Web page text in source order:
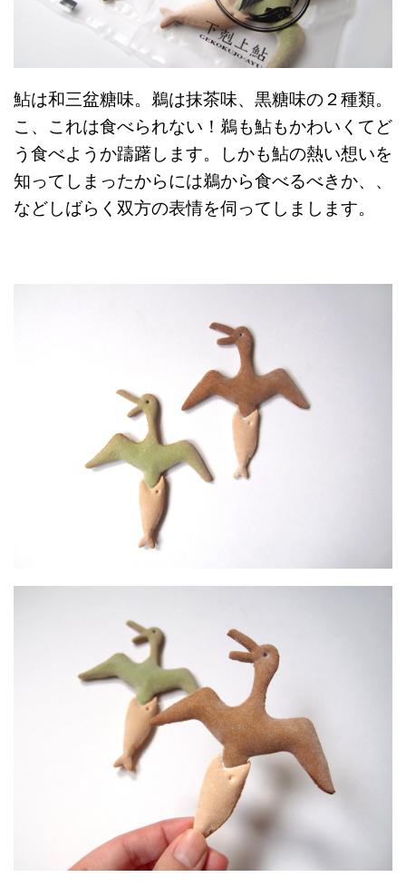
鮎は和三盆糖味。鵜は抹茶味、黒糖味の２種類。
こ、これは食べられない！鵜も鮎もかわいくてど
う食べようか躊躇します。しかも鮎の熱い想いを
知ってしまったからには鵜から食べるべきか、、
などしばらく双方の表情を伺ってしまします。